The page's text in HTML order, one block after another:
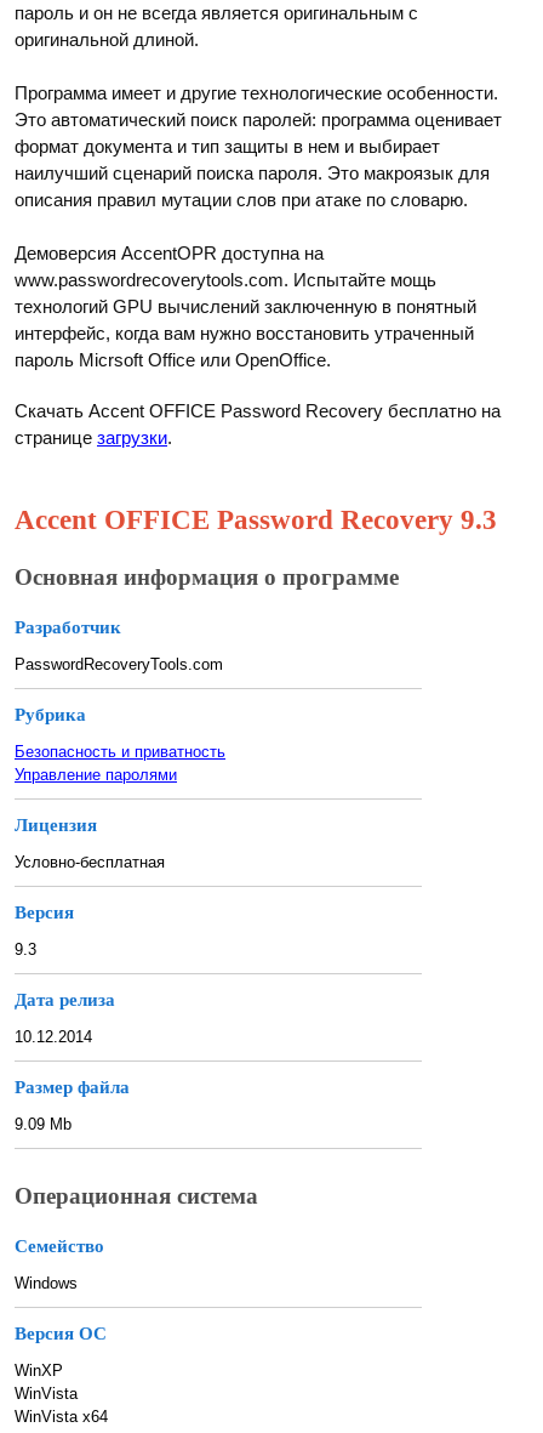
пароль и он не всегда является оригинальным с
оригинальной длиной.
Программа имеет и другие технологические особенности.
Это автоматический поиск паролей: программа оценивает
формат документа и тип защиты в нем и выбирает
наилучший сценарий поиска пароля. Это макроязык для
описания правил мутации слов при атаке по словарю.
Демоверсия AccentOPR доступна на
www.passwordrecoverytools.com. Испытайте мощь
технологий GPU вычислений заключенную в понятный
интерфейс, когда вам нужно восстановить утраченный
пароль Micrsoft Office или OpenOffice.
Скачать Accent OFFICE Password Recovery бесплатно на
странице загрузки.
Accent OFFICE Password Recovery 9.3
Основная информация о программе
Разработчик
PasswordRecoveryTools.com
Рубрика
Безопасность и приватность
Управление паролями
Лицензия
Условно-бесплатная
Версия
9.3
Дата релиза
10.12.2014
Размер файла
9.09 Mb
Операционная система
Семейство
Windows
Версия ОС
WinXP
WinVista
WinVista x64